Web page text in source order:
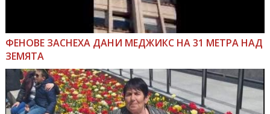
ФЕНОВЕ ЗАСНЕХА ДАНИ МЕДЖИКС НА 31 МЕТРА НАД
ЗЕМЯТА